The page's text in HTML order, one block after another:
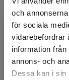
och
för sociala
vidarebefordrar
information
annons- och
Dessa kan i sin
Martin
tidigare
forskning